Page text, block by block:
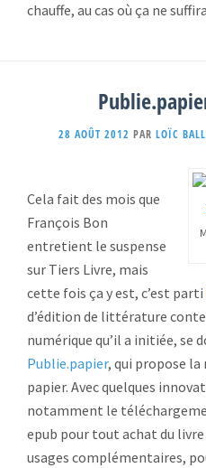
chauffe, au cas où ça ne
28 AOÛT 2012 PAR LOÏC
Cela fait des mois que
François Bon
entretient le suspense
sur Tiers Livre, mais
cette fois ça y est, c’est parti
d’édition de littérature
numérique qu’il a initiée, se
Publie.papier, qui propose
papier. Avec quelques
notamment le
epub pour tout achat du
usages complémentaires,